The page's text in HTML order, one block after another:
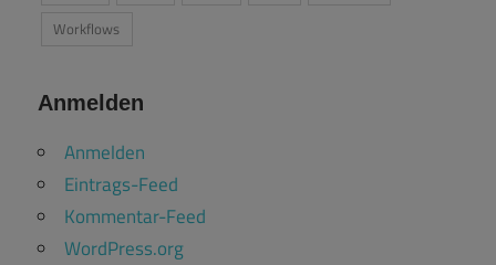
Workflows
Anmelden
Anmelden
Eintrags-Feed
Kommentar-Feed
WordPress.org